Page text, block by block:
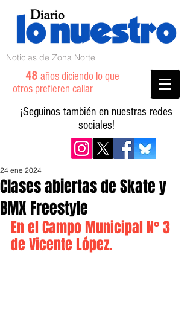
Noticias de Zona Norte
48 años diciendo lo que
otros prefieren callar
¡Seguinos también en nuestras redes
sociales!
Clases abiertas de Skate y
BMX Freestyle
24 ene 2024
En el Campo Municipal N° 3
de Vicente López.